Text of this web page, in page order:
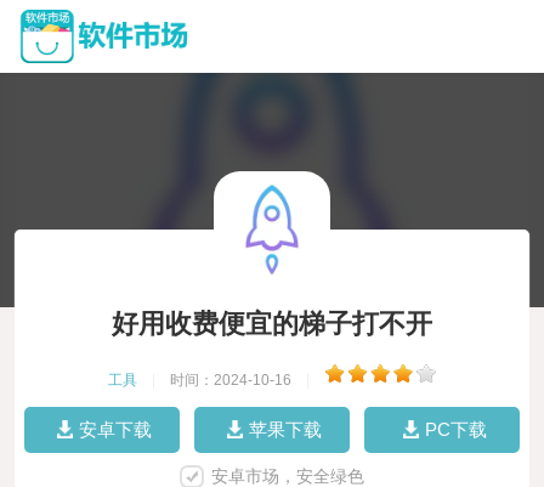
好用收费便宜的梯子打不开
工具 时间：2024-10-16
安卓下载 苹果下载 PC下载
安卓市场，安全绿色